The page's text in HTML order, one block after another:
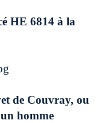
6814 à la
de Couvray, ou
homme